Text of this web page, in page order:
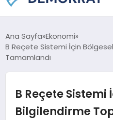
GÜNDEM
EKONOMI
SPOR
Ana Sayfa Ekonomi
B Reçete Sistemi İçin
Tamamlandı
B Reçete Sistemi
Bilgilendirme